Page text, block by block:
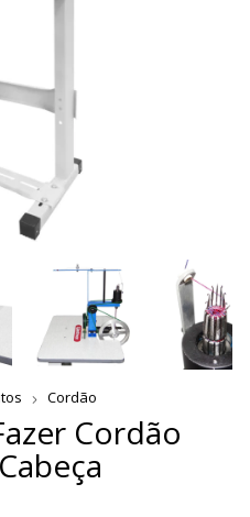
Cordão
Cordão